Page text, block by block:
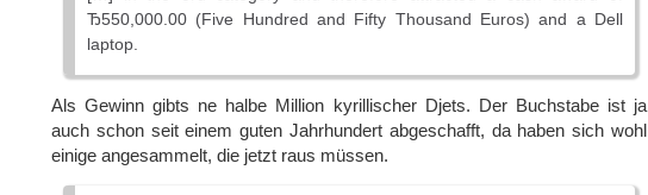
Ђ550,000.00 (Five Hundred and Fifty Thousand Euros) and a Dell
laptop.
Als Gewinn gibts ne halbe Million kyrillischer Djets. Der Buchstabe ist ja
auch schon seit einem guten Jahrhundert abgeschafft, da haben sich wohl
einige angesammelt, die jetzt raus müssen.